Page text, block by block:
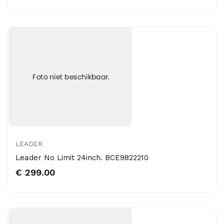
LEADER
Leader No Limit 24inch. BCE9822210
€ 299.00